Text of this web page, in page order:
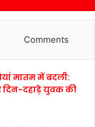
Comments
मातम में बदली:
दिन-दहाड़े युवक की